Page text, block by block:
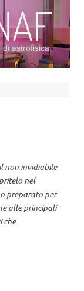
di astrofisica
non invidiabile
nel
preparato per
alle principali
che